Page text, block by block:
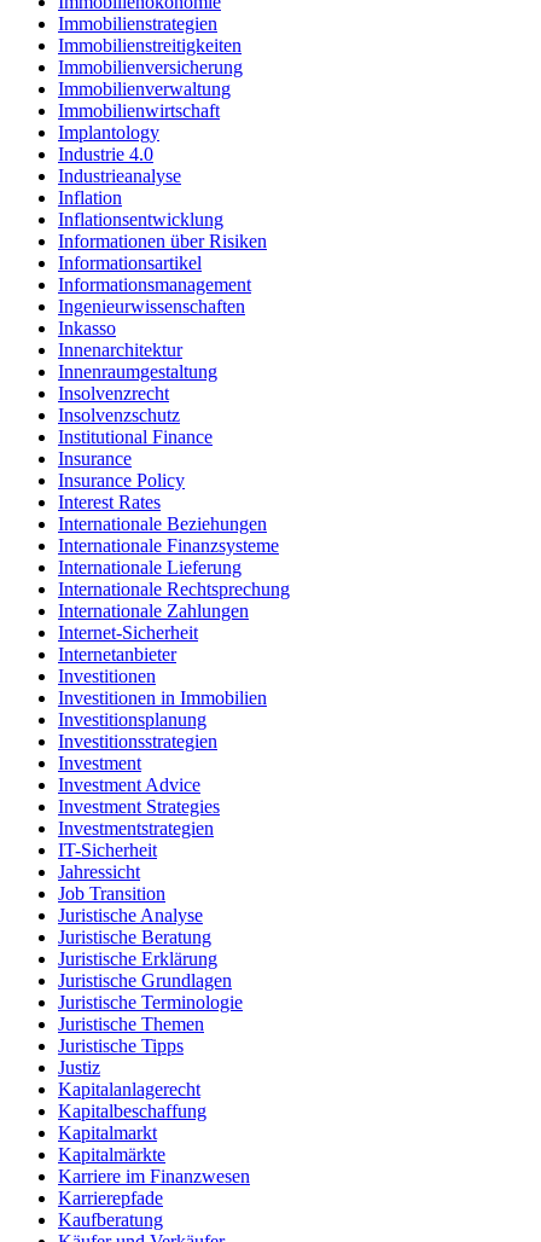
Immobilienstrategien
Immobilienstreitigkeiten
Immobilienversicherung
Immobilienverwaltung
Immobilienwirtschaft
Implantology
Industrie 4.0
Industrieanalyse
Inflation
Inflationsentwicklung
Informationen über Risiken
Informationsartikel
Informationsmanagement
Ingenieurwissenschaften
Inkasso
Innenarchitektur
Innenraumgestaltung
Insolvenzrecht
Insolvenzschutz
Institutional Finance
Insurance
Insurance Policy
Interest Rates
Internationale Beziehungen
Internationale Finanzsysteme
Internationale Lieferung
Internationale Rechtsprechung
Internationale Zahlungen
Internet-Sicherheit
Internetanbieter
Investitionen
Investitionen in Immobilien
Investitionsplanung
Investitionsstrategien
Investment
Investment Advice
Investment Strategies
Investmentstrategien
IT-Sicherheit
Jahressicht
Job Transition
Juristische Analyse
Juristische Beratung
Juristische Erklärung
Juristische Grundlagen
Juristische Terminologie
Juristische Themen
Juristische Tipps
Justiz
Kapitalanlagerecht
Kapitalbeschaffung
Kapitalmarkt
Kapitalmärkte
Karriere im Finanzwesen
Karrierepfade
Kaufberatung